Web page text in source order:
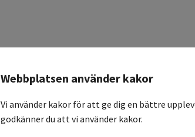
Webbplatsen använder kakor
Vi använder kakor för att ge dig en bättre
godkänner du att vi använder kakor.